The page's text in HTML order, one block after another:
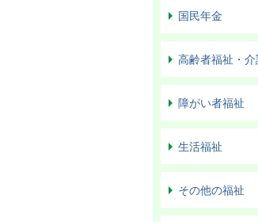
国民年金
高齢者福祉・介
障がい者福祉
生活福祉
その他の福祉